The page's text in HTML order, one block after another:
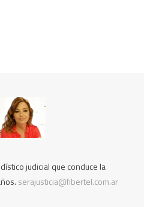
judicial que conduce la
serajusticia@fibertel.com.ar